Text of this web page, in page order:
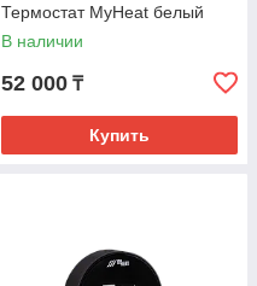
Термостат MyHeat белый
В наличии
52 000 ₸
Купить